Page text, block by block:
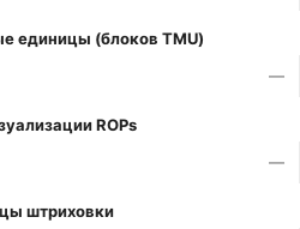
единицы (блоков TMU)
—
ROPs
—
штриховки